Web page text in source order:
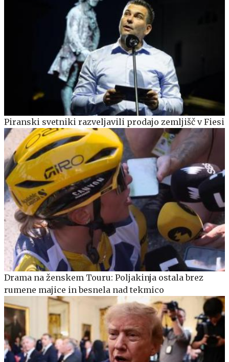
Piranski svetniki razveljavili prodajo zemljišč v Fiesi
Drama na ženskem Touru: Poljakinja ostala brez
rumene majice in besnela nad tekmico